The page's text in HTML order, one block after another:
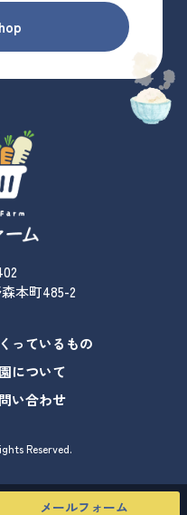
本町485-2
っているもの
について
い合わせ
Reserved.
メールフォーム